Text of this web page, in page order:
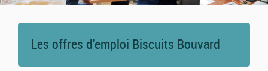
Les offres d'emploi Biscuits Bouvard